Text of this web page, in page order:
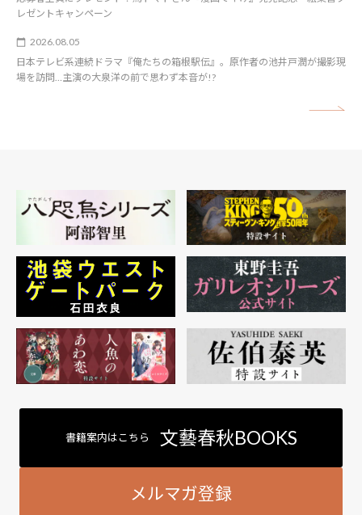
レゼントキャンペーン
2026.08.05
日本テレビ系連続ドラマ『俺たちの箱根駅伝』。原作者の池井戸潤が撮影現
場を訪問…主演の大泉洋の前で思わず本音が!?
書籍案内はこちら 文藝春秋BOOKS
メルマガ登録